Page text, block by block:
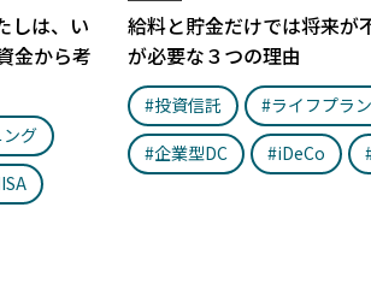
しは、い
金から考
グ
給料と貯金だけでは将来が
が必要な３つの理由
#投資信託
#ライフプラ
#企業型DC
#iDeCo